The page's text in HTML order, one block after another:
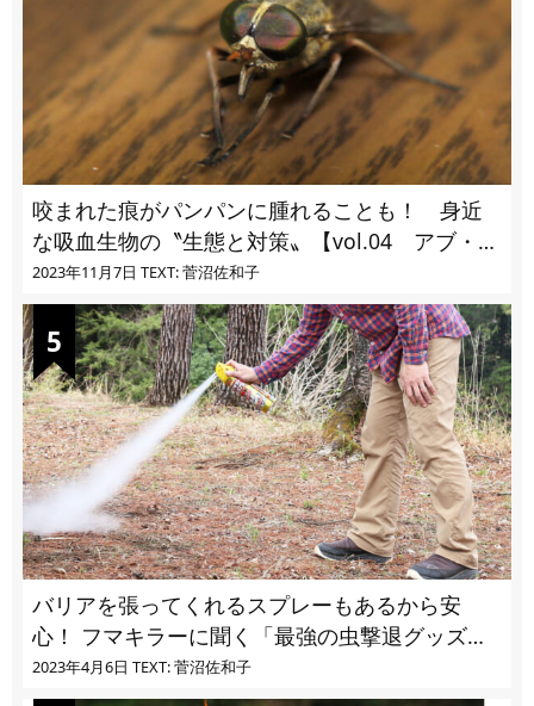
咬まれた痕がパンパンに腫れることも！ 身近
な吸血生物の〝生態と対策〟【vol.04 アブ・ブ
ユ・ヌカカ】
2023年11月7日 TEXT: 菅沼佐和子
バリアを張ってくれるスプレーもあるから安
心！ フマキラーに聞く「最強の虫撃退グッズ
vol.4」【キャンプサイトで使う虫よけ】
2023年4月6日 TEXT: 菅沼佐和子